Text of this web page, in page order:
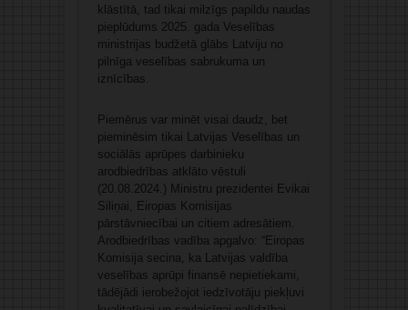
klāstītā, tad tikai milzīgs papildu naudas
pieplūdums 2025. gada Veselības
ministrijas budžetā glābs Latviju no
pilnīga veselības sabrukuma un
iznīcības.
Piemērus var minēt visai daudz, bet
pieminēsim tikai Latvijas Veselības un
sociālās aprūpes darbinieku
arodbiedrības atklāto vēstuli
(20.08.2024.) Ministru prezidentei Evikai
Siliņai, Eiropas Komisijas
pārstāvniecībai un citiem adresātiem.
Arodbiedrības vadība apgalvo: “Eiropas
Komisija secina, ka Latvijas valdība
veselības aprūpi finansē nepietiekami,
tādējādi ierobežojot iedzīvotāju piekļuvi